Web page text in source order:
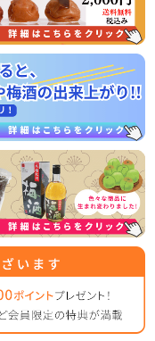
りいただけますの
げます。
きます。
ご理解とご協力を賜